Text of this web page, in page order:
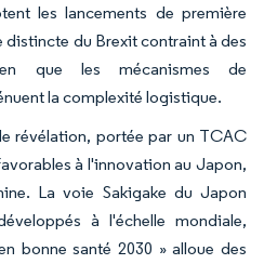
les lancements de première
distincte du Brexit contraint à des
que les mécanismes de
la complexité logistique.
révélation, portée par un TCAC
à l'innovation au Japon,
La voie Sakigake du Japon
à l'échelle mondiale,
bonne santé 2030 » alloue des